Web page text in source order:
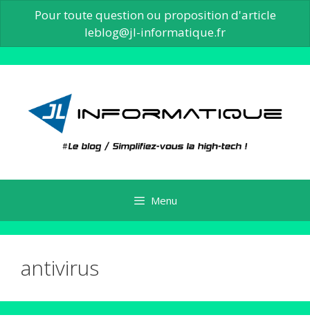
Pour toute question ou proposition d'article
leblog@jl-informatique.fr
contenu
Menu
antivirus